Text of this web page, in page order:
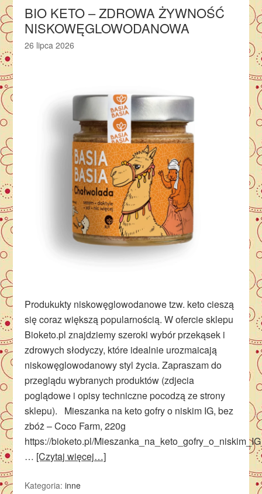
BIO KETO – ZDROWA ŻYWNOŚĆ
NISKOWĘGLOWODANOWA
26 lipca 2026
Produkukty niskowęglowodanowe tzw. keto cieszą
się coraz większą popularnością. W ofercie sklepu
Bioketo.pl znajdziemy szeroki wybór przekąsek i
zdrowych słodyczy, które idealnie urozmaicają
niskowęglowodanowy styl życia. Zapraszam do
przeglądu wybranych produktów (zdjecia
poglądowe i opisy techniczne pocodzą ze strony
sklepu). Mieszanka na keto gofry o niskim IG, bez
zbóż – Coco Farm, 220g
https://bioketo.pl/
… [Czytaj więcej…]
Kategoria:inne